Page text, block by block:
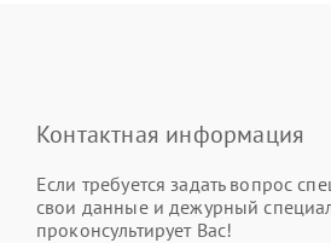
Контактная информация
Если требуется задать вопрос
свои данные и дежурный
проконсультирует Вас!